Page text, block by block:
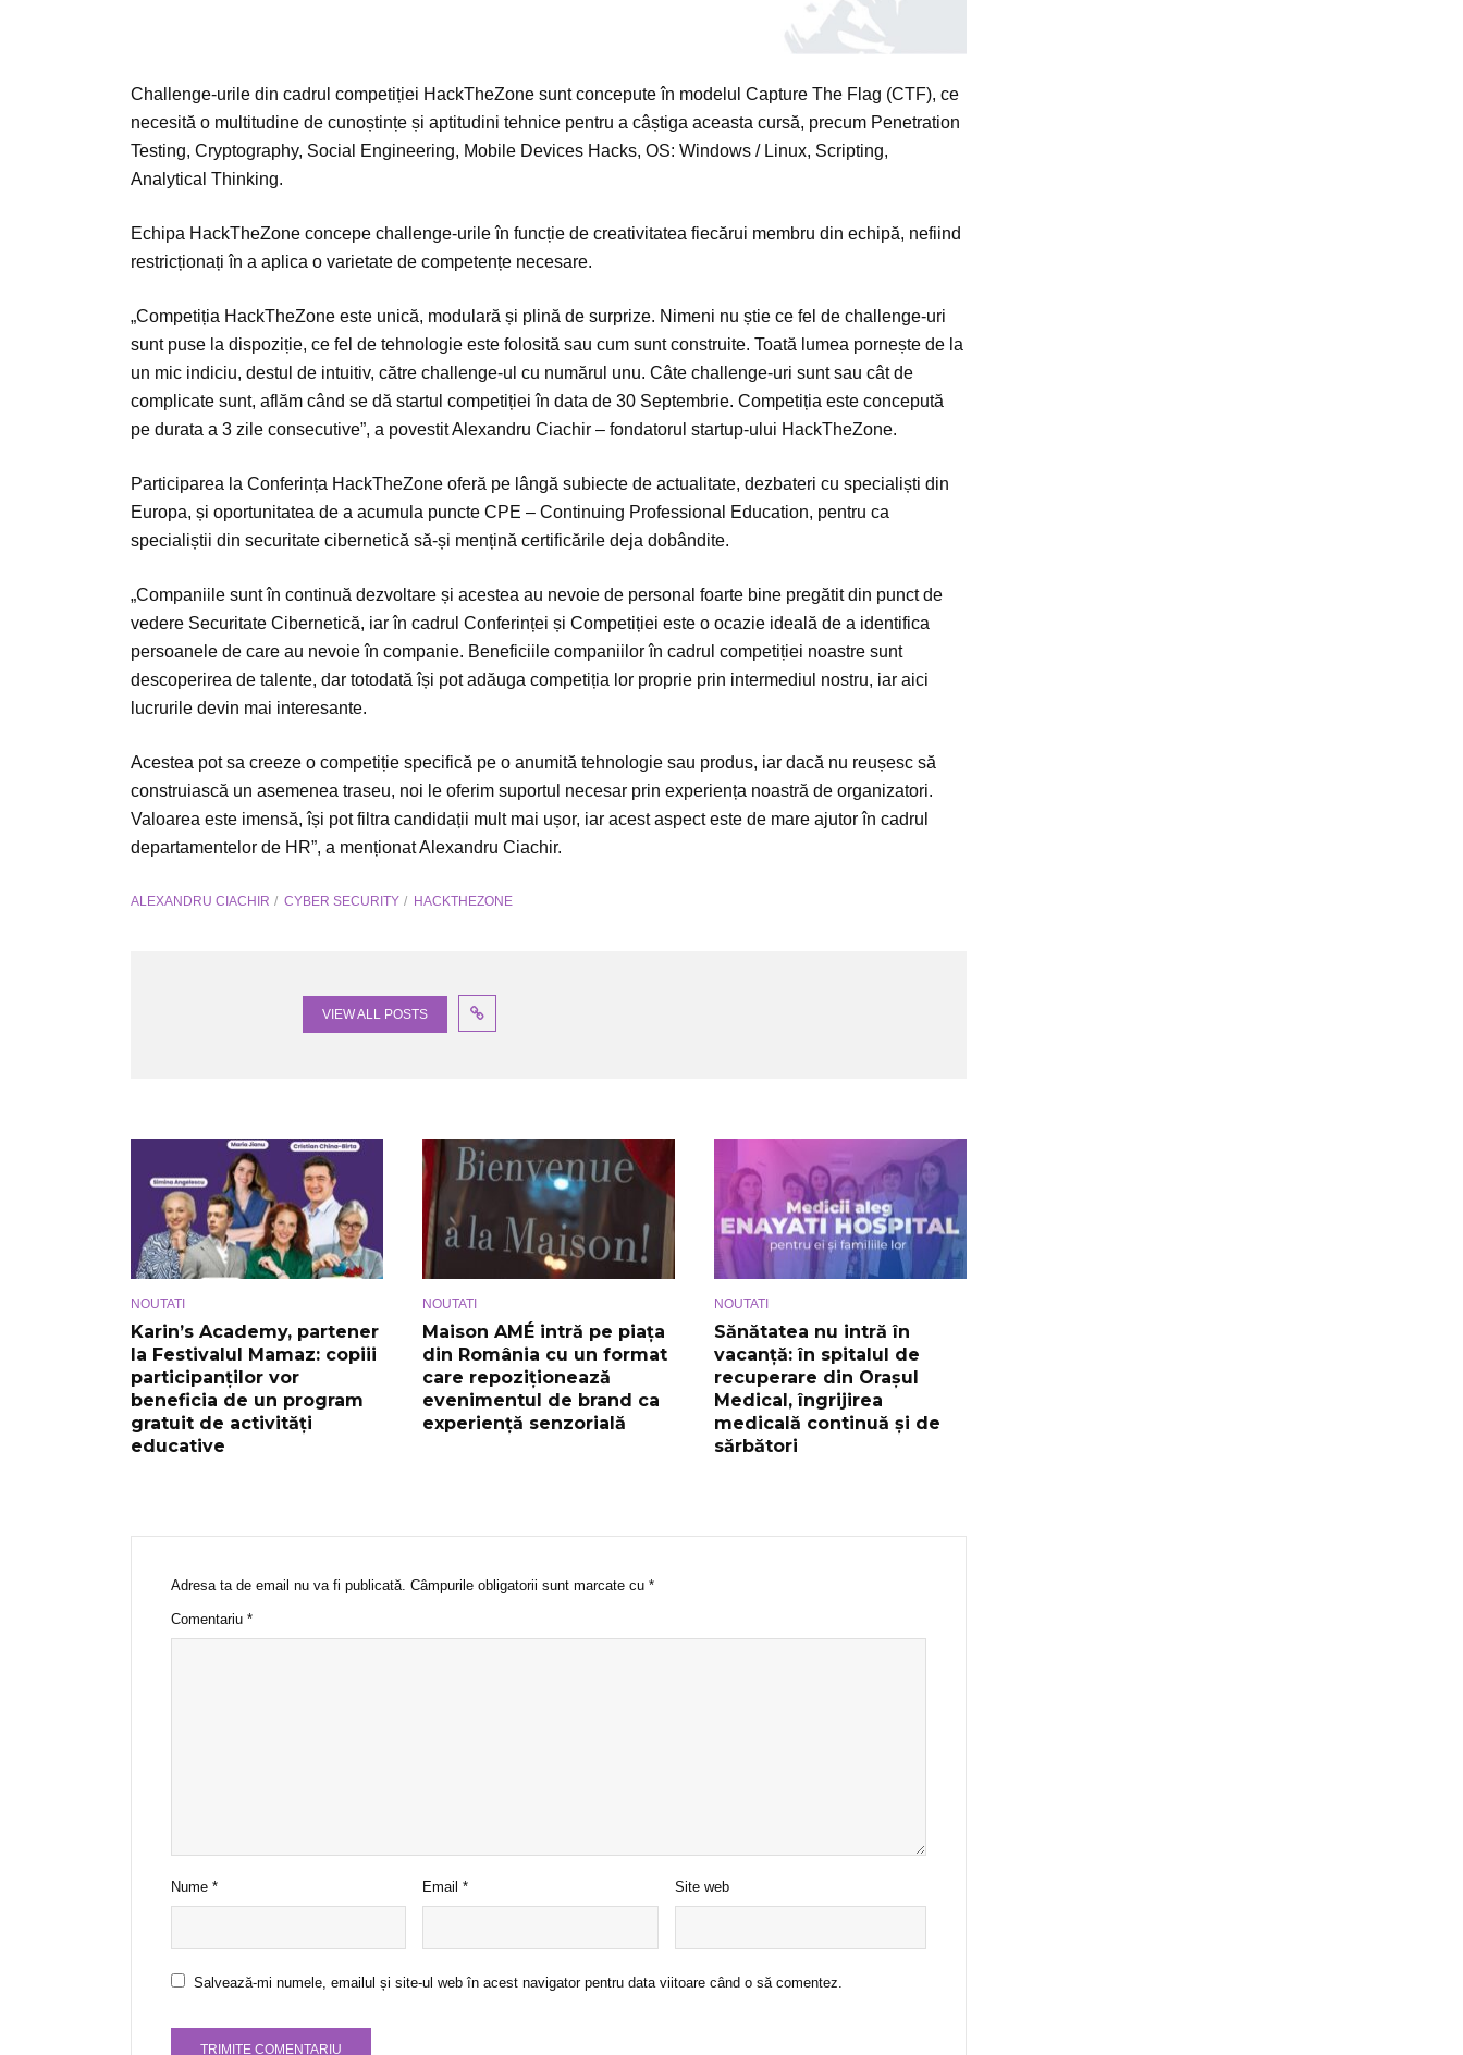
Challenge-urile din cadrul competiției HackTheZone sunt concepute în modelul Capture The Flag (CTF), ce
necesită o multitudine de cunoștințe și aptitudini tehnice pentru a câștiga aceasta cursă, precum Penetration
Testing, Cryptography, Social Engineering, Mobile Devices Hacks, OS: Windows / Linux, Scripting,
Analytical Thinking.
Echipa HackTheZone concepe challenge-urile în funcție de creativitatea fiecărui membru din echipă, nefiind
restricționați în a aplica o varietate de competențe necesare.
„Competiția HackTheZone este unică, modulară și plină de surprize. Nimeni nu știe ce fel de challenge-uri
sunt puse la dispoziție, ce fel de tehnologie este folosită sau cum sunt construite. Toată lumea pornește de la
un mic indiciu, destul de intuitiv, către challenge-ul cu numărul unu. Câte challenge-uri sunt sau cât de
complicate sunt, aflăm când se dă startul competiției în data de 30 Septembrie. Competiția este concepută
pe durata a 3 zile consecutive”, a povestit Alexandru Ciachir – fondatorul startup-ului HackTheZone.
Participarea la Conferința HackTheZone oferă pe lângă subiecte de actualitate, dezbateri cu specialiști din
Europa, și oportunitatea de a acumula puncte CPE – Continuing Professional Education, pentru ca
specialiștii din securitate cibernetică să-și mențină certificările deja dobândite.
„Companiile sunt în continuă dezvoltare și acestea au nevoie de personal foarte bine pregătit din punct de
vedere Securitate Cibernetică, iar în cadrul Conferinței și Competiției este o ocazie ideală de a identifica
persoanele de care au nevoie în companie. Beneficiile companiilor în cadrul competiției noastre sunt
descoperirea de talente, dar totodată își pot adăuga competiția lor proprie prin intermediul nostru, iar aici
lucrurile devin mai interesante.
Acestea pot sa creeze o competiție specifică pe o anumită tehnologie sau produs, iar dacă nu reușesc să
construiască un asemenea traseu, noi le oferim suportul necesar prin experiența noastră de organizatori.
Valoarea este imensă, își pot filtra candidații mult mai ușor, iar acest aspect este de mare ajutor în cadrul
departamentelor de HR”, a menționat Alexandru Ciachir.
ALEXANDRU CIACHIR CYBER SECURITY HACKTHEZONE
VIEW ALL POSTS
NOUTATI
Karin’s Academy, partener
la Festivalul Mamaz: copiii
participanților vor
beneficia de un program
gratuit de activități
educative
NOUTATI
Maison AMÉ intră pe piața
din România cu un format
care repoziționează
evenimentul de brand ca
experiență senzorială
NOUTATI
Sănătatea nu intră în
vacanță: în spitalul de
recuperare din Orașul
Medical, îngrijirea
medicală continuă și de
sărbători
Adresa ta de email nu va fi publicată. Câmpurile obligatorii sunt marcate cu *
Comentariu *
Nume * Email* Site web
Salvează-mi numele, emailul și site-ul web în acest navigator pentru data viitoare când o să comentez.